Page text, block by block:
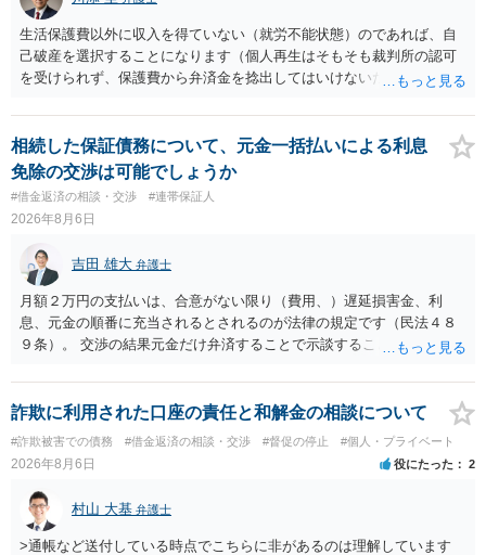
生活保護費以外に収入を得ていない（就労不能状態）のであれば、自
己破産を選択することになります（個人再生はそもそも裁判所の認可
を受けられず、保護費から弁済金を捻出してはいけないため任意整理
士費用は法テラスが負担し、裁判所の予納金等も法テラスが援助して
くれるため、弁護士へ自己破産を任せれば解決します。
相続した保証債務について、元金一括払いによる利息
免除の交渉は可能でしょうか
#借金返済の相談・交渉 #連帯保証人
2026年8月6日
吉田 雄大 弁護士
月額２万円の支払いは、合意がない限り（費用、）遅延損害金、利
息、元金の順番に充当されるとされるのが法律の規定です（民法４８
９条）。 交渉の結果元金だけ弁済することで示談することは、弁護士
ることには消極的なことが多いものの、お近くの弁護士にご依頼しチ
ャレンジなさる意義は十分にあると思います。
詐欺に利用された口座の責任と和解金の相談について
#詐欺被害での債務 #借金返済の相談・交渉 #督促の停止 #個人・プライベート
2026年8月6日 役にたった 2
村山 大基 弁護士
>通帳など送付している時点でこちらに非があるのは理解しています